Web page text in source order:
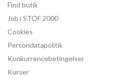
Find butik
Job i STOF 2000
Cookies
Persondatapolitik
Konkurrencebetingelser
Kurser